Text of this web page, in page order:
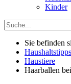
Kinder
Sie befinden
Haustiere
Haarballen